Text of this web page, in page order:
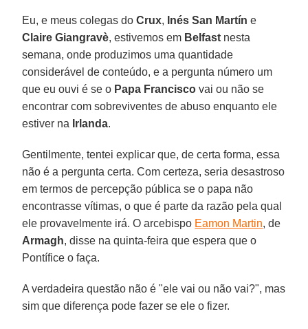
Eu, e meus colegas doCrux, Inés San Martín e
Claire Giangravè, estivemos em Belfast nesta
semana, onde produzimos uma quantidade
considerável de conteúdo, e a pergunta número um
que eu ouvi é se o Papa Francisco vai ou não se
encontrar com sobreviventes de abuso enquanto ele
estiver na Irlanda.
Gentilmente, tentei explicar que, de certa forma, essa
não é a pergunta certa. Com certeza, seria desastroso
em termos de percepção pública se o papa não
encontrasse vítimas, o que é parte da razão pela qual
ele provavelmente irá. O arcebispo Eamon Martin, de
Armagh, disse na quinta-feira que espera que o
Pontífice o faça.
A verdadeira questão não é "ele vai ou não vai?", mas
sim que diferença pode fazer se ele o fizer.